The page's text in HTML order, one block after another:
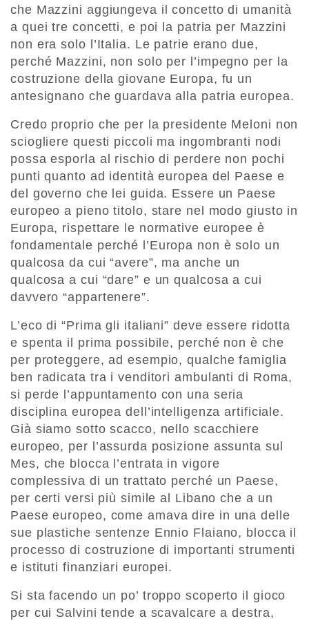
che Mazzini aggiungeva il concetto di umanità
a quei tre concetti, e poi la patria per Mazzini
non era solo l’Italia. Le patrie erano due,
perché Mazzini, non solo per l’impegno per la
costruzione della giovane Europa, fu un
antesignano che guardava alla patria europea.
Credo proprio che per la presidente Meloni non
sciogliere questi piccoli ma ingombranti nodi
possa esporla al rischio di perdere non pochi
punti quanto ad identità europea del Paese e
del governo che lei guida. Essere un Paese
europeo a pieno titolo, stare nel modo giusto in
Europa, rispettare le normative europee è
fondamentale perché l’Europa non è solo un
qualcosa da cui “avere”, ma anche un
qualcosa a cui “dare” e un qualcosa a cui
davvero “appartenere”.
L’eco di “Prima gli italiani” deve essere ridotta
e spenta il prima possibile, perché non è che
per proteggere, ad esempio, qualche famiglia
ben radicata tra i venditori ambulanti di Roma,
si perde l’appuntamento con una seria
disciplina europea dell’intelligenza artificiale.
Già siamo sotto scacco, nello scacchiere
europeo, per l’assurda posizione assunta sul
Mes, che blocca l’entrata in vigore
complessiva di un trattato perché un Paese,
per certi versi più simile al Libano che a un
Paese europeo, come amava dire in una delle
sue plastiche sentenze Ennio Flaiano, blocca il
processo di costruzione di importanti strumenti
e istituti finanziari europei.
Si sta facendo un po’ troppo scoperto il gioco
per cui Salvini tende a scavalcare a destra,